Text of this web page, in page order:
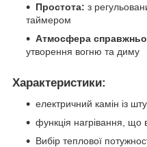
Простота: з
таймером
Атмосфера
утворення вогню та диму
Характеристики:
електричний камін із
функція нагрівання, що
Вибір теплової